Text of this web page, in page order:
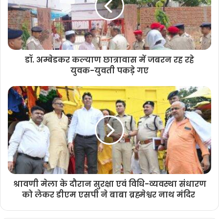
डॉ. अम्बेडकर कल्याण छात्रावास में जबरन रह रहे
युवक-युवती पकड़े गए
श्रावणी मेला के दौरान सुरक्षा एवं विधि-व्यवस्था संधारण
को लेकर डीएम एसपी ने बाबा ब्रह्मेश्वर नाथ मंदिर